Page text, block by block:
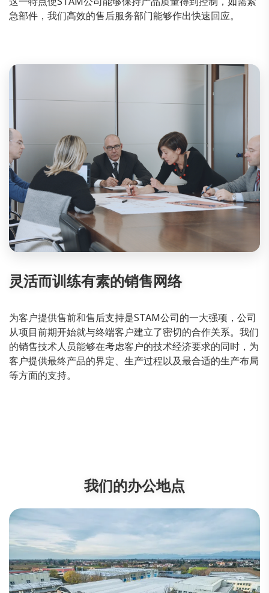
急部件，我们高效的售后服务部门能够作出快速回应。
灵活而训练有素的销售网络
为客户提供售前和售后支持是STAM公司的一大强项，公司
从项目前期开始就与终端客户建立了密切的合作关系。我们
的销售技术人员能够在考虑客户的技术经济要求的同时，为
客户提供最终产品的界定、生产过程以及最合适的生产布局
等方面的支持。
我们的办公地点